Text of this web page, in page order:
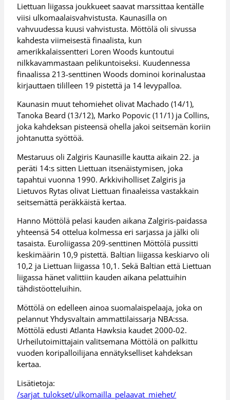
Liettuan liigassa joukkueet saavat marssittaa kentälle
viisi ulkomaalaisvahvistusta. Kaunasilla on
vahvuudessa kuusi vahvistusta. Möttölä oli sivussa
kahdesta viimeisestä finaalista, kun
amerikkalaissentteri Loren Woods kuntoutui
nilkkavammastaan pelikuntoiseksi. Kuudennessa
finaalissa 213-senttinen Woods dominoi korinalustaa
kirjauttaen tililleen 19 pistettä ja 14 levypalloa.
Kaunasin muut tehomiehet olivat Machado (14/1),
Tanoka Beard (13/12), Marko Popovic (11/1) ja Collins,
joka kahdeksan pisteensä ohella jakoi seitsemän koriin
johtanutta syöttöä.
Mestaruus oli Zalgiris Kaunasille kautta aikain 22. ja
peräti 14:s sitten Liettuan itsenäistymisen, joka
tapahtui vuonna 1990. Arkkiviholliset Zalgiris ja
Lietuvos Rytas olivat Liettuan finaaleissa vastakkain
seitsemättä peräkkäistä kertaa.
Hanno Möttölä pelasi kauden aikana Zalgiris-paidassa
yhteensä 54 ottelua kolmessa eri sarjassa ja jälki oli
tasaista. Euroliigassa 209-senttinen Möttölä pussitti
keskimäärin 10,9 pistettä. Baltian liigassa keskiarvo oli
10,2 ja Liettuan liigassa 10,1. Sekä Baltian että Liettuan
liigassa hänet valittiin kauden aikana pelattuihin
tähdistöotteluihin.
Möttölä on edelleen ainoa suomalaispelaaja, joka on
pelannut Yhdysvaltain ammattilaissarja NBA:ssa.
Möttölä edusti Atlanta Hawksia kaudet 2000-02.
Urheilutoimittajain valitsemana Möttölä on palkittu
vuoden koripalloilijana ennätykselliset kahdeksan
kertaa.
Lisätietoja:
/sarjat_tulokset/ulkomailla_pelaavat_miehet/